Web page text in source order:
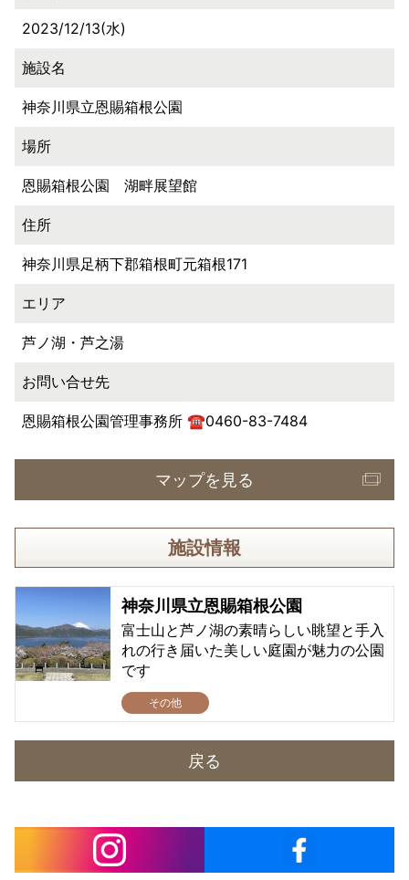
2023/12/13(水)
施設名
神奈川県立恩賜箱根公園
場所
恩賜箱根公園 湖畔展望館
住所
神奈川県足柄下郡箱根町元箱根171
エリア
芦ノ湖・芦之湯
お問い合せ先
恩賜箱根公園管理事務所 ☎0460-83-7484
マップを見る
施設情報
神奈川県立恩賜箱根公園
富士山と芦ノ湖の素晴らしい眺望と手入
れの行き届いた美しい庭園が魅力の公園
です
その他
戻る